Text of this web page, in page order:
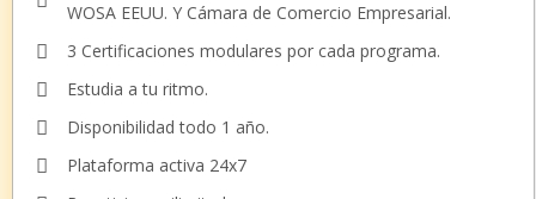
WOSA EEUU. Y Cámara de Comercio Empresarial.
3 Certificaciones modulares por cada programa.
Estudia a tu ritmo.
Disponibilidad todo 1 año.
Plataforma activa 24x7